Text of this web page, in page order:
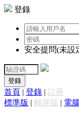
登錄
安全提問(未設
登錄
首頁 | 登錄 | 註冊
標準版 | 觸屏版 | 電